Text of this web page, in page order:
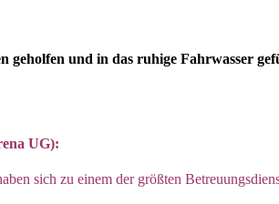
geholfen und in das ruhige Fahrwasser
UG):
sich zu einem der größten